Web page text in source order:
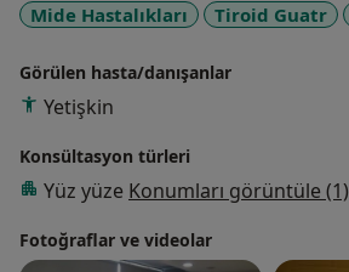
Mide Hastalıkları
Tiroid Guatr
Görülen hasta/danışanlar
Yetişkin
Konsültasyon türleri
Yüz yüze Konumları görüntüle (1)
Fotoğraflar ve videolar